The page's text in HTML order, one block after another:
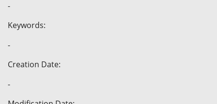
-
Keywords:
-
Creation Date:
-